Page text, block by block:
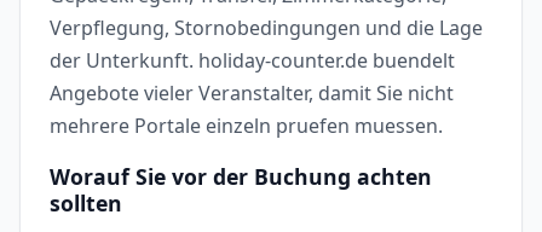
Verpflegung, Stornobedingungen und die Lage
der Unterkunft. holiday-counter.de buendelt
Angebote vieler Veranstalter, damit Sie nicht
mehrere Portale einzeln pruefen muessen.
Worauf Sie vor der Buchung achten
sollten